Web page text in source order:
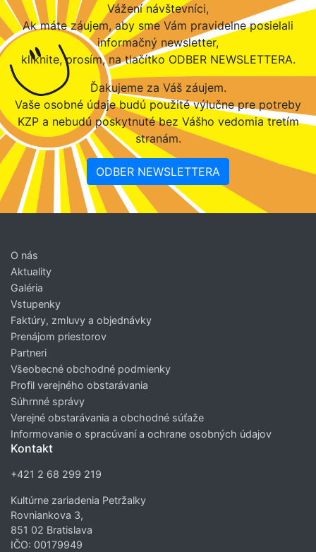
Vážení návštevníci,
Ak máte záujem, aby sme Vám pravidelne posielali
informačný newsletter,
kliknite, prosím, na tlačítko ODBER NEWSLETTERA.
Ďakujeme za Váš záujem.
Vaše osobné údaje budú použité výlučne pre potreby
KZP a nebudú poskytnuté bez Vášho vedomia tretím
stranám.
ODBER NEWSLETTERA
O nás
Aktuality
Galéria
Vstupenky
Faktúry, zmluvy a objednávky
Prenájom priestorov
Partneri
Všeobecné obchodné podmienky
Profil verejného obstarávania
Súhrnné správy
Verejné obstarávania a obchodné súťaže
Informovanie o spracúvaní a ochrane osobných údajov
Kontakt
+421 2 68 299 219
Kultúrne zariadenia Petržalky
Rovniankova 3,
851 02 Bratislava
IČO: 00179949